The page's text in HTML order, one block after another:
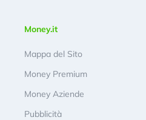
Money.it
Mappa del Sito
Money Premium
Money Aziende
Pubblicità